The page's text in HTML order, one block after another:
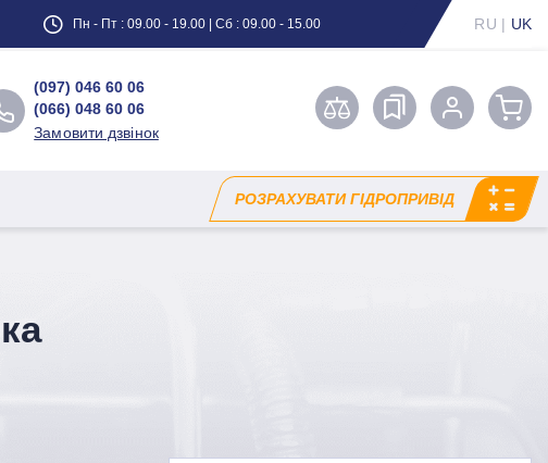
Пн - Пт : 09.00 - 19.00 | Сб : 09.00 - 15.00 RU | UK
(097) 046 60 06
(066) 048 60 06
Замовити дзвінок
РОЗРАХУВАТИ ГІДРОПРИВІД